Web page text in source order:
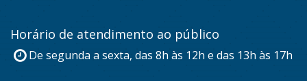
Horário de atendimento ao público
De segunda a sexta, das 8h às 12h e das 13h às 17h